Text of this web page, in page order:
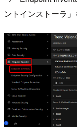
ントインストーラ」